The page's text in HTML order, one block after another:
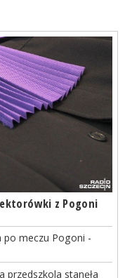
z Pogoni
po meczu Pogoni -
przedszkola stanęła